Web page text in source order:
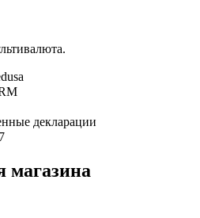
декларации
магазина